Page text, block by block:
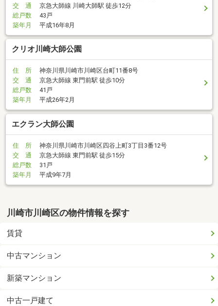
交 通
京急大師線 川崎大師駅 徒歩12分
総戸数
43戸
築年月
平成16年8月
クリオ川崎大師公園
住 所
神奈川県川崎市川崎区台町11番8号
交 通
京急大師線 東門前駅 徒歩10分
総戸数
41戸
築年月
平成26年2月
エクラン大師公園
住 所
神奈川県川崎市川崎区四谷上町3丁目3番12号
交 通
京急大師線 東門前駅 徒歩15分
総戸数
31戸
築年月
平成9年7月
川崎市川崎区の物件情報を探す
賃貸
中古マンション
新築マンション
中古一戸建て